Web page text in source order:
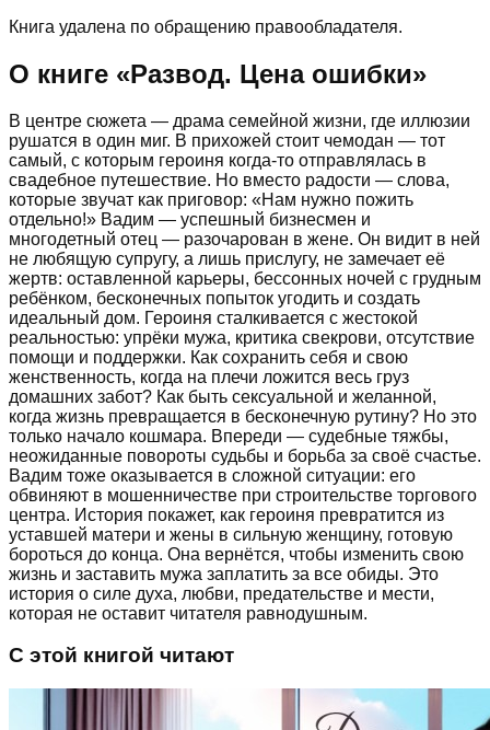
Книга удалена по обращению правообладателя.
О книге «Развод. Цена ошибки»
В центре сюжета — драма семейной жизни, где иллюзии
рушатся в один миг. В прихожей стоит чемодан — тот
самый, с которым героиня когда-то отправлялась в
свадебное путешествие. Но вместо радости — слова,
которые звучат как приговор: «Нам нужно пожить
отдельно!» Вадим — успешный бизнесмен и
многодетный отец — разочарован в жене. Он видит в ней
не любящую супругу, а лишь прислугу, не замечает её
жертв: оставленной карьеры, бессонных ночей с грудным
ребёнком, бесконечных попыток угодить и создать
идеальный дом. Героиня сталкивается с жестокой
реальностью: упрёки мужа, критика свекрови, отсутствие
помощи и поддержки. Как сохранить себя и свою
женственность, когда на плечи ложится весь груз
домашних забот? Как быть сексуальной и желанной,
когда жизнь превращается в бесконечную рутину? Но это
только начало кошмара. Впереди — судебные тяжбы,
неожиданные повороты судьбы и борьба за своё счастье.
Вадим тоже оказывается в сложной ситуации: его
обвиняют в мошенничестве при строительстве торгового
центра. История покажет, как героиня превратится из
уставшей матери и жены в сильную женщину, готовую
бороться до конца. Она вернётся, чтобы изменить свою
жизнь и заставить мужа заплатить за все обиды. Это
история о силе духа, любви, предательстве и мести,
которая не оставит читателя равнодушным.
С этой книгой читают